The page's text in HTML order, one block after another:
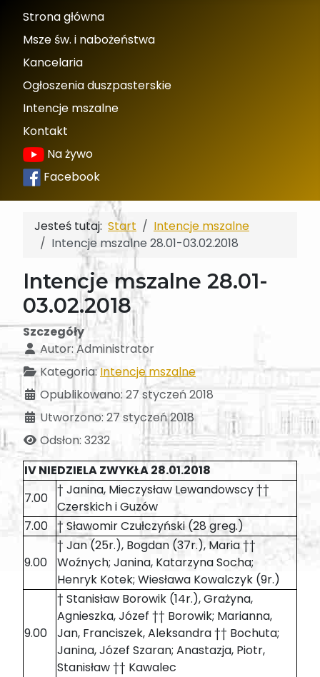
Strona główna
Msze św. i nabożeństwa
Kancelaria
Ogłoszenia duszpasterskie
Intencje mszalne
Kontakt
Na żywo
Facebook
Jesteś tutaj: Start
Intencje mszalne
Intencje mszalne 28.01-03.02.2018
Intencje mszalne 28.01-
03.02.2018
Szczegóły
Autor: Administrator
Kategoria:Intencje mszalne
Opublikowano: 27 styczeń 2018
Utworzono: 27 styczeń 2018
Odsłon: 3232
IV NIEDZIELA ZWYKŁA 28.01.2018
7.00
† Janina, Mieczysław Lewandowscy ††
Czerskich i Guzów
7.00 † Sławomir Czułczyński (28 greg.)
9.00
† Jan (25r.), Bogdan (37r.), Maria ††
Woźnych; Janina, Katarzyna Socha;
Henryk Kotek; Wiesława Kowalczyk (9r.)
9.00
† Stanisław Borowik (14r.), Grażyna,
Agnieszka, Józef †† Borowik; Marianna,
Jan, Franciszek, Aleksandra †† Bochuta;
Janina, Józef Szaran; Anastazja, Piotr,
Stanisław †† Kawalec